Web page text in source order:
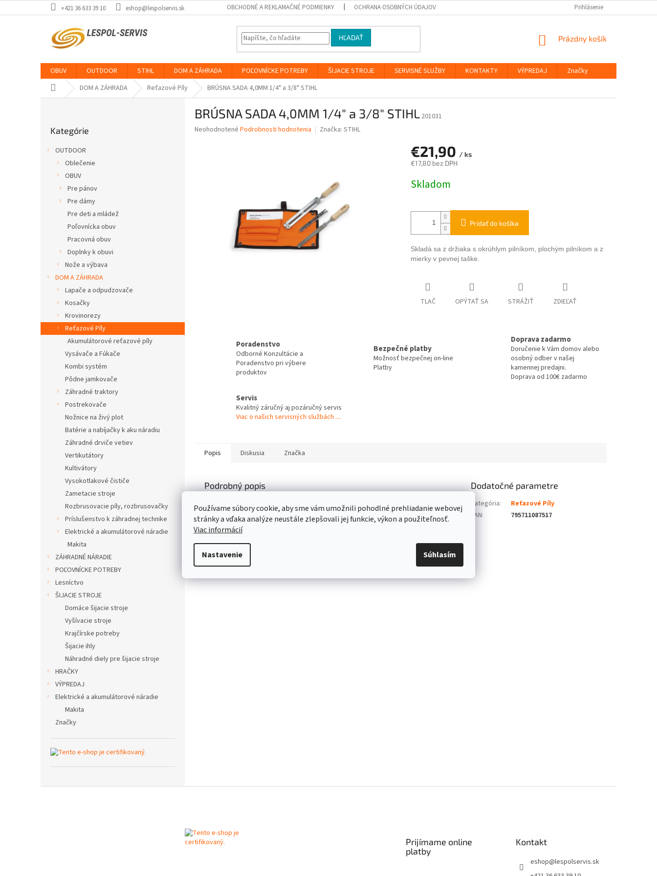
Používame súbory cookie, aby sme vám umožnili pohodlné prehliadanie webovej
stránky a vďaka analýze neustále zlepšovali jej funkcie, výkon a použiteľnosť.
Viac informácií
Nastavenie Súhlasím
na
+421 36 633 39 10 eshop@lespolservis.sk OBCHODNÉ A REKLAMAČNÉ PODMIENKY OCHRANA OSOBNÝCH ÚDAJOV Prihlásenie
HĽADAŤ
NÁKUPNÝ
Prázdny košík
OBUV OUTDOOR STIHL DOM A ZÁHRADA POĽOVNÍCKE POTREBY ŠIJACIE STROJE SERVISNÉ SLUŽBY KONTAKTY VÝPREDAJ
Značky
DomovDOM A ZÁHRADA Reťazové Píly BRÚSNA SADA 4,0MM 1/4" a 3/8" STIHL
kategórie
Kategórie
OUTDOOR
Oblečenie
OBUV
Pre pánov
Pre dámy
Pre deti a mládež
Poľovnícka obuv
Pracovná obuv
Doplnky k obuvi
Nože a výbava
DOM A ZÁHRADA
Lapače a odpudzovače
Kosačky
Krovinorezy
Reťazové Píly
Akumulátorové reťazové píly
Vysávače a Fúkače
Kombi systém
Pôdne jamkovače
Záhradné traktory
Postrekovače
Nožnice na živý plot
Batérie a nabíjačky k aku náradiu
Záhradné drviče vetiev
Vertikutátory
Kultivátory
Vysokotlakové čističe
Zametacie stroje
Rozbrusovacie píly, rozbrusovačky
Príslušenstvo k záhradnej technike
Elektrické a akumulátorové náradie
Makita
ZÁHRADNÉ NÁRADIE
POĽOVNÍCKE POTREBY
Lesníctvo
ŠIJACIE STROJE
Domáce šijacie stroje
Vyšívacie stroje
Krajčírske potreby
Šijacie ihly
Náhradné diely pre šijacie stroje
HRAČKY
VÝPREDAJ
Elektrické a akumulátorové náradie
Makita
Značky
BRÚSNA SADA 4,0MM 1/4" a 3/8" STIHL 201031
Priemerné
Neohodnotené Podrobnosti hodnotenia Značka: STIHL
€21,90 / ks
€17,80 bez DPH
cena:
Skladom
Pridať do košíka
Skladá sa z držiaka s okrúhlym pilníkom, plochým pilníkom a z
mierky v pevnej taške.
TLAČ OPÝTAŤ SA STRÁŽIŤ ZDIEĽAŤ
Poradenstvo
Odborné Konzultácie a
Poradenstvo pri výbere
produktov
Bezpečné platby
Možnosť bezpečnej on-line
Platby
Doprava zadarmo
Doručenie k Vám domov alebo
osobný odber v našej
kamennej predajni.
Doprava od 100€ zadarmo
Servis
Kvalitný záručný aj pozáručný servis
Viac o našich servisných službách ....
Popis Diskusia Značka
Podrobný popis
Popis produktu nie je dostupný
Dodatočné parametre
Kategória:
Reťazové Píly
EAN: 795711087517
Prijímame online
platby
Kontakt
eshop@lespolservis.sk